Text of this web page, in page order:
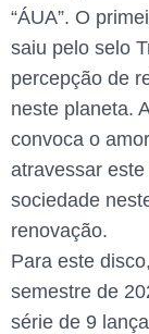
“ÁUA”. O
saiu pelo selo
percepção de
neste planeta.
convoca o
atravessar este
sociedade
renovação.
Para este
semestre de
série de 9